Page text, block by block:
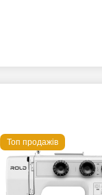
Топ продажів